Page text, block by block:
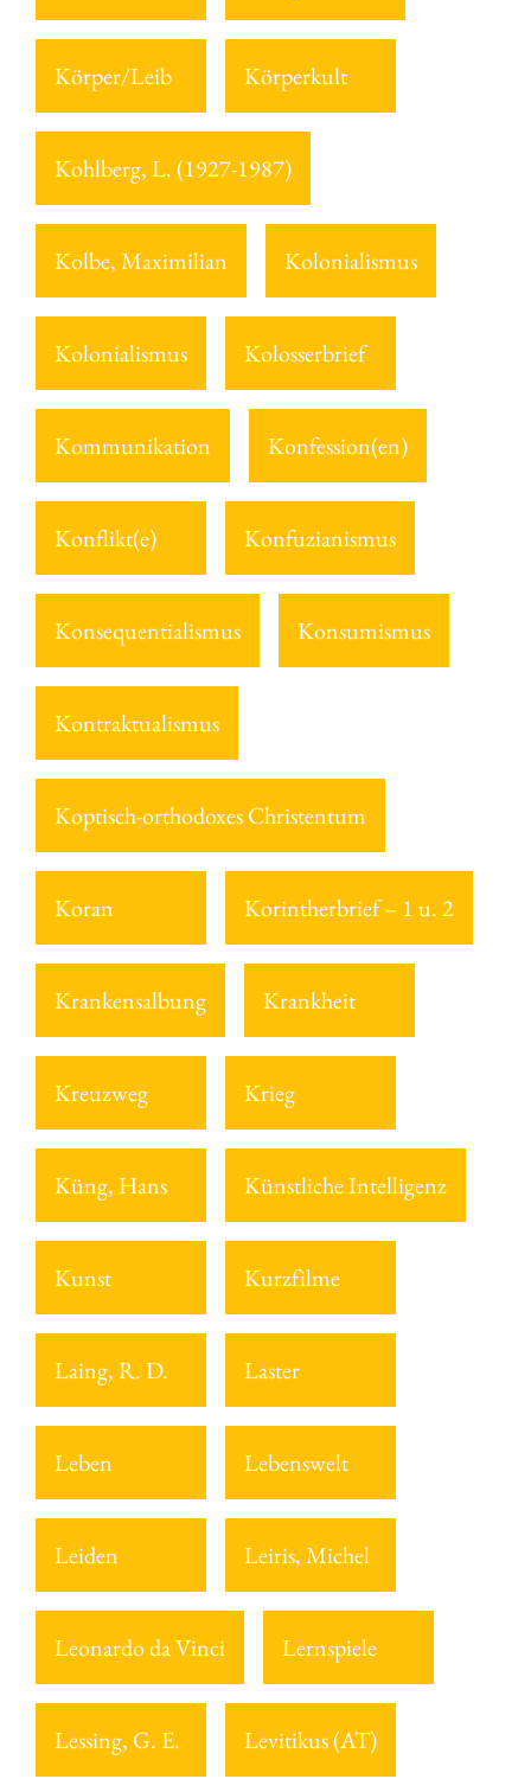
Körper/Leib Körperkult
Kohlberg, L. (1927-1987)
Kolbe, Maximilian Kolonialismus
Kolonialismus Kolosserbrief
Kommunikation Konfession(en)
Konflikt(e) Konfuzianismus
Konsequentialismus Konsumismus
Kontraktualismus
Koptisch-orthodoxes Christentum
Koran Korintherbrief – 1 u. 2
Krankensalbung Krankheit
Kreuzweg Krieg
Küng, Hans Künstliche Intelligenz
Kunst Kurzfilme
Laing, R. D. Laster
Leben Lebenswelt
Leiden Leiris, Michel
Leonardo da Vinci Lernspiele
Lessing, G. E. Levitikus (AT)